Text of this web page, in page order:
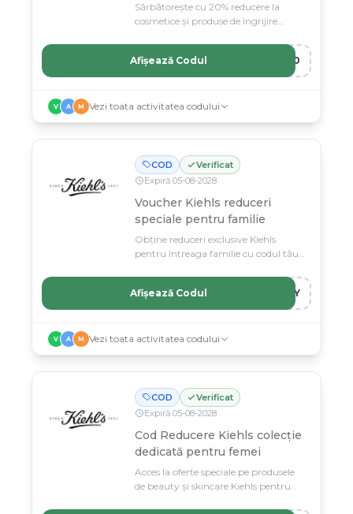
Sărbătorește cu 20% reducere la
cosmetice și produse de îngrijire
Y20
Afișează Codul
V A M Vezi toata activitatea codului
COD
Verificat
Expiră 05-08-2028
Voucher Kiehls reduceri
speciale pentru familie
Obține reduceri exclusive Kiehls
pentru întreaga familie cu codul tău
ILY
Afișează Codul
V A M Vezi toata activitatea codului
COD
Verificat
Expiră 05-08-2028
Cod Reducere Kiehls colecție
dedicată pentru femei
Acces la oferte speciale pe produsele
de beauty și skincare Kiehls pentru